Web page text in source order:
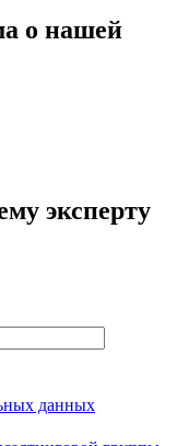
о нашей
эксперту
данных